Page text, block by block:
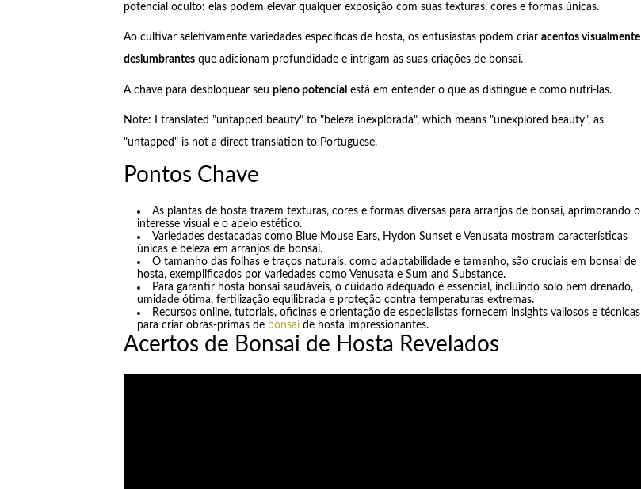
potencial oculto: elas podem elevar qualquer exposição com suas texturas, cores e formas únicas.
Ao cultivar seletivamente variedades específicas de hosta, os entusiastas podem criar acentos visualmente
deslumbrantesque adicionam profundidade e intrigam às suas criações de bonsai.
A chave para desbloquear seu pleno potencial está em entender o que as distingue e como nutri-las.
Note: I translated "untapped beauty" to "beleza inexplorada", which means "unexplored beauty", as
"untapped" is not a direct translation to Portuguese.
Pontos Chave
As plantas de hosta trazem texturas, cores e formas diversas para arranjos de bonsai, aprimorando o
interesse visual e o apelo estético.
Variedades destacadas como Blue Mouse Ears, Hydon Sunset e Venusata mostram características
únicas e beleza em arranjos de bonsai.
O tamanho das folhas e traços naturais, como adaptabilidade e tamanho, são cruciais em bonsai de
hosta, exemplificados por variedades como Venusata e Sum and Substance.
Para garantir hosta bonsai saudáveis, o cuidado adequado é essencial, incluindo solo bem drenado,
umidade ótima, fertilização equilibrada e proteção contra temperaturas extremas.
Recursos online, tutoriais, oficinas e orientação de especialistas fornecem insights valiosos e técnicas
para criar obras-primas de bonsai de hosta impressionantes.
Acertos de Bonsai de Hosta Revelados